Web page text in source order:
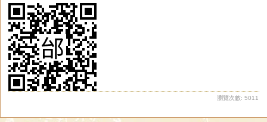
瀏覽次數: 5011